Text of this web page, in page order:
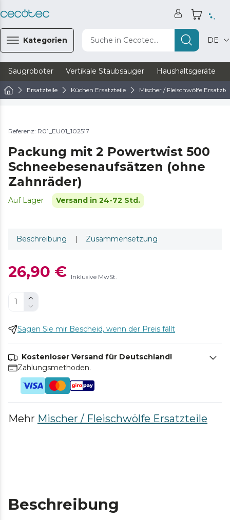
Kategorien Suche in Cecotec... DE
Saugroboter Vertikale Staubsauger Haushaltsgeräte
Ersatzteile Küchen Ersatzteile Mischer / Fleischwölfe
Referenz: R01_EU01_102517
Packung mit 2 Powertwist 500
Schneebesenaufsätzen (ohne
Zahnräder)
Auf Lager Versand in 24-72 Std.
Beschreibung | Zusammensetzung
26,90 € Inklusive MwSt.
Sagen Sie mir Bescheid, wenn der Preis fällt
Kostenloser Versand für Deutschland!
Zahlungsmethoden.
Mehr Mischer / Fleischwölfe Ersatzteile
Beschreibung